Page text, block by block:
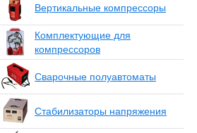
Вертикальные компрессоры
Комплектующие для
компрессоров
Сварочные полуавтоматы
Стабилизаторы напряжения